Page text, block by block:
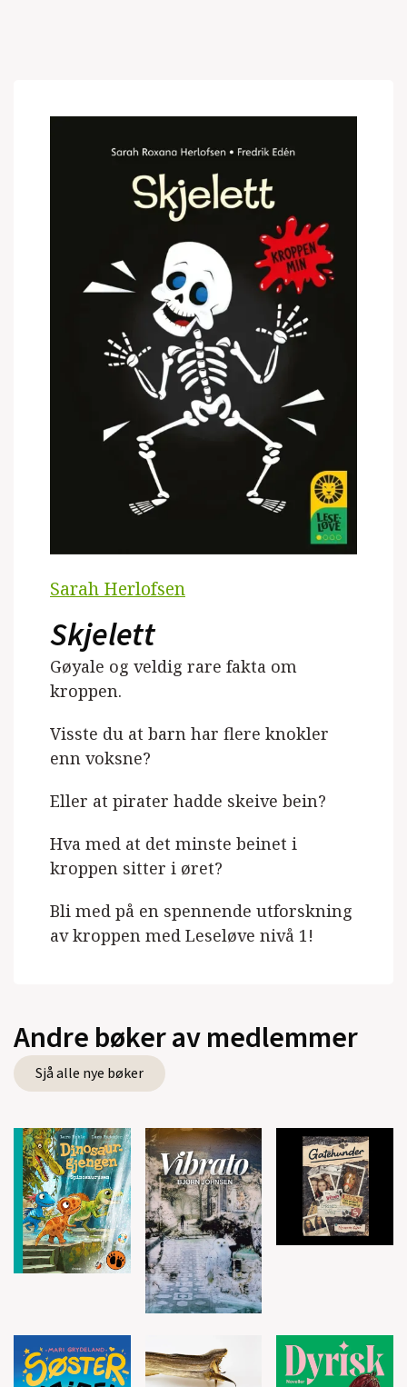
Sarah Herlofsen
Skjelett
Gøyale og veldig rare fakta om
kroppen.
Visste du at barn har flere knokler
enn voksne?
Eller at pirater hadde skeive bein?
Hva med at det minste beinet i
kroppen sitter i øret?
Bli med på en spennende utforskning
av kroppen med Leseløve nivå 1!
Andre bøker av medlemmer
Sjå alle nye bøker